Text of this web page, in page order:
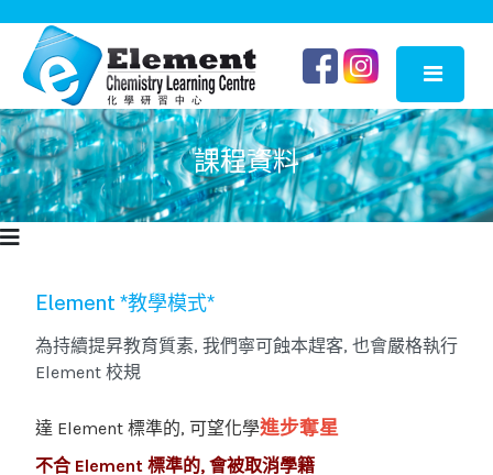
課程資料
Element *教學模式*
為持續提昇教育質素, 我們寧可蝕本趕客, 也會嚴格執行
Element 校規
達 Element 標準的, 可望化學進步奪星
不合 Element 標準的, 會被取消學籍